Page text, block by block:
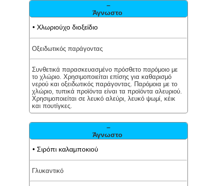
–
Άγνωστο
• Χλωριούχο διοξείδιο
Οξειδωτικός παράγοντας
Συνθετικά παρασκευασμένο πρόσθετο παρόμοιο με
το χλώριο. Χρησιμοποιείται επίσης για καθαρισμό
νερού και οξειδωτικός παράγοντας. Παρόμοια με το
χλώριο, τυπικά προϊόντα είναι τα προϊόντα αλευριού.
Χρησιμοποιείται σε λευκό αλεύρι, λευκό ψωμί, κέικ
και πουτίγκες.
–
Άγνωστο
• Σιρόπι καλαμποκιού
Γλυκαντικό